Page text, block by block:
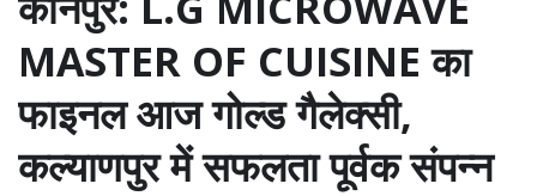
MASTER OF CUISINE का
फाइनल आज गोल्ड गैलेक्सी,
कल्याणपुर में सफलता पूर्वक संपन्न